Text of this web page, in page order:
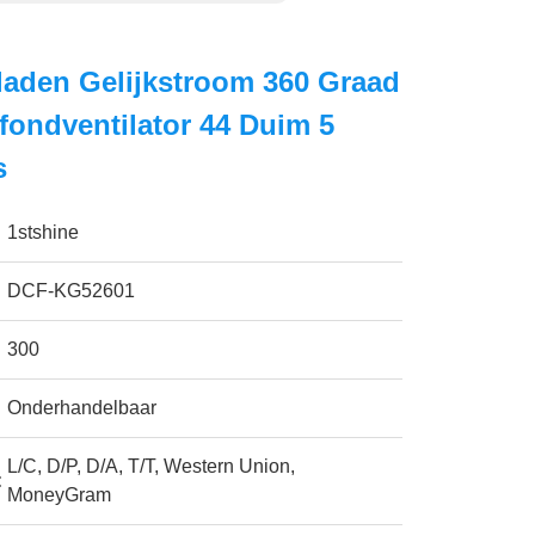
Gelijkstroom 360 Graad
44 Duim 5
1stshine
DCF-KG52601
300
Onderhandelbaar
L/C, D/P, D/A, T/T, Western Union,
MoneyGram